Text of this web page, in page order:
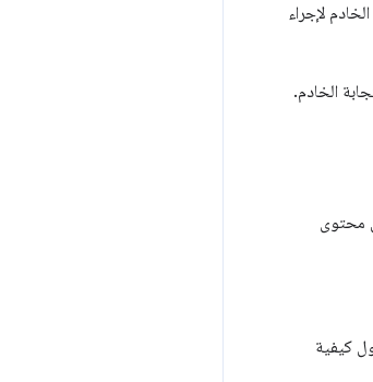
لإجراء
الخادم.
محتوى
كيفية